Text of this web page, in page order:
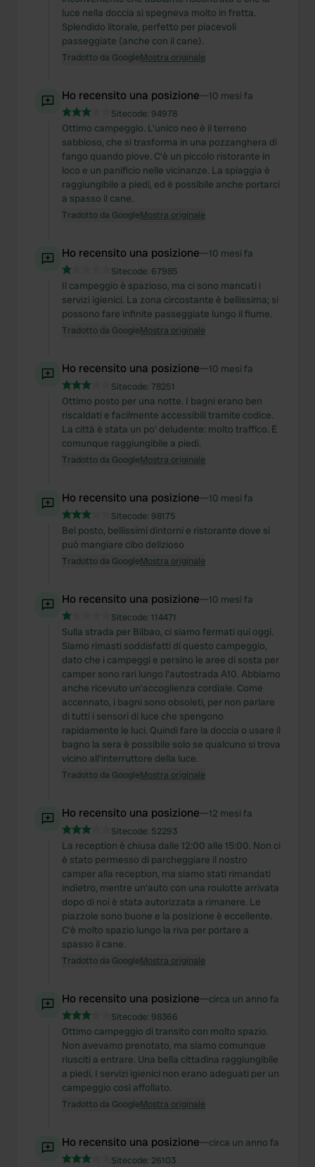
luce nella doccia si spegneva molto in fretta.
Splendido litorale, perfetto per piacevoli
passeggiate (anche con il cane).
Tradotto da GoogleMostra originale
Ho recensito una posizione—10 mesi fa
Sitecode: 94978
Ottimo campeggio. L'unico neo è il terreno
sabbioso, che si trasforma in una pozzanghera di
fango quando piove. C'è un piccolo ristorante in
loco e un panificio nelle vicinanze. La spiaggia è
raggiungibile a piedi, ed è possibile anche portarci
a spasso il cane.
Tradotto da GoogleMostra originale
Ho recensito una posizione—10 mesi fa
Sitecode: 67985
Il campeggio è spazioso, ma ci sono mancati i
servizi igienici. La zona circostante è bellissima; si
possono fare infinite passeggiate lungo il fiume.
Tradotto da GoogleMostra originale
Ho recensito una posizione—10 mesi fa
Sitecode: 78251
Ottimo posto per una notte. I bagni erano ben
riscaldati e facilmente accessibili tramite codice.
La città è stata un po' deludente: molto traffico. È
comunque raggiungibile a piedi.
Tradotto da GoogleMostra originale
Ho recensito una posizione—10 mesi fa
Sitecode: 98175
Bel posto, bellissimi dintorni e ristorante dove si
può mangiare cibo delizioso
Tradotto da GoogleMostra originale
Ho recensito una posizione—10 mesi fa
Sitecode: 114471
Sulla strada per Bilbao, ci siamo fermati qui oggi.
Siamo rimasti soddisfatti di questo campeggio,
dato che i campeggi e persino le aree di sosta per
camper sono rari lungo l'autostrada A10. Abbiamo
anche ricevuto un'accoglienza cordiale. Come
accennato, i bagni sono obsoleti, per non parlare
di tutti i sensori di luce che spengono
rapidamente le luci. Quindi fare la doccia o usare il
bagno la sera è possibile solo se qualcuno si trova
vicino all'interruttore della luce.
Tradotto da GoogleMostra originale
Ho recensito una posizione—12 mesi fa
Sitecode: 52293
La reception è chiusa dalle 12:00 alle 15:00. Non ci
è stato permesso di parcheggiare il nostro
camper alla reception, ma siamo stati rimandati
indietro, mentre un'auto con una roulotte arrivata
dopo di noi è stata autorizzata a rimanere. Le
piazzole sono buone e la posizione è eccellente.
C'è molto spazio lungo la riva per portare a
spasso il cane.
Tradotto da GoogleMostra originale
Ho recensito una posizione—circa un anno fa
Sitecode: 98366
Ottimo campeggio di transito con molto spazio.
Non avevamo prenotato, ma siamo comunque
riusciti a entrare. Una bella cittadina raggiungibile
a piedi. I servizi igienici non erano adeguati per un
campeggio così affollato.
Tradotto da GoogleMostra originale
Ho recensito una posizione—circa un anno fa
Sitecode: 26103